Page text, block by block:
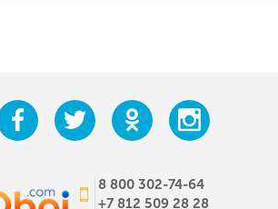
8 800 302-74-64
+7 812 509 28 28